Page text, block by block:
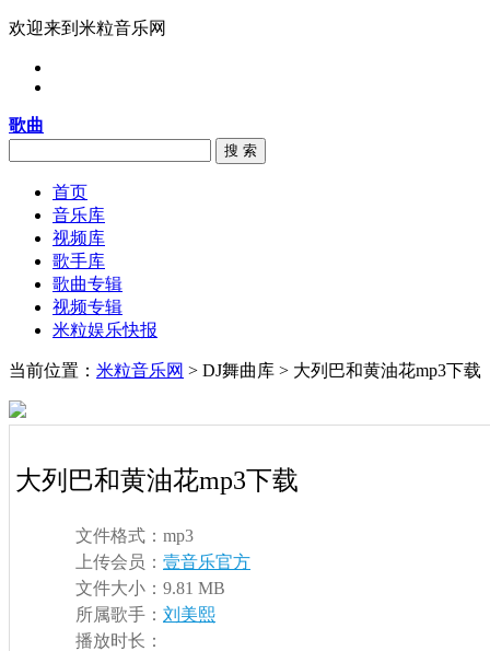
欢迎来到米粒音乐网
歌曲
搜 索
首页
音乐库
视频库
歌手库
歌曲专辑
视频专辑
米粒娱乐快报
当前位置： 米粒音乐网 > DJ舞曲库 > 大列巴和黄油花mp3下载
大列巴和黄油花mp3下载
文件格式： mp3
上传会员： 壹音乐官方
文件大小： 9.81 MB
所属歌手： 刘美熙
播放时长：